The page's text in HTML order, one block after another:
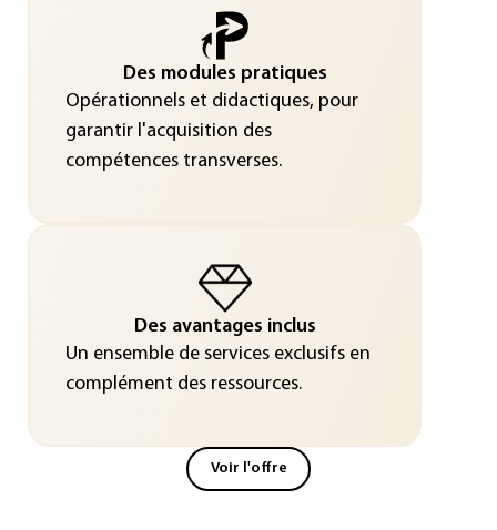
Des modules pratiques
Opérationnels et didactiques, pour
garantir l'acquisition des
compétences transverses.
Des avantages inclus
Un ensemble de services exclusifs en
complément des ressources.
Voir l'offre